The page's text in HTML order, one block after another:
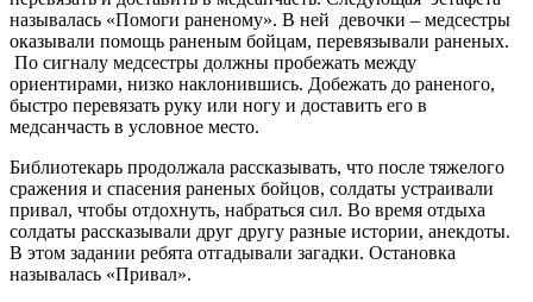
называлась «Помоги раненому». В ней девочки – медсестры
оказывали помощь раненым бойцам, перевязывали раненых.
По сигналу медсестры должны пробежать между
ориентирами, низко наклонившись. Добежать до раненого,
быстро перевязать руку или ногу и доставить его в
медсанчасть в условное место.
Библиотекарь продолжала рассказывать, что после тяжелого
сражения и спасения раненых бойцов, солдаты устраивали
привал, чтобы отдохнуть, набраться сил. Во время отдыха
солдаты рассказывали друг другу разные истории, анекдоты.
В этом задании ребята отгадывали загадки. Остановка
называлась «Привал».